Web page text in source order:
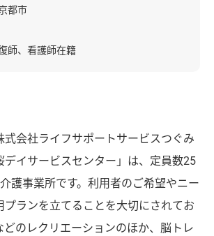
都市
師、看護師在籍
式会社ライフサポートサービスつぐみ
デイサービスセンター」は、定員数25
護事業所です。利用者のご希望やニー
プランを立てることを大切にされてお
どのレクリエーションのほか、脳トレ